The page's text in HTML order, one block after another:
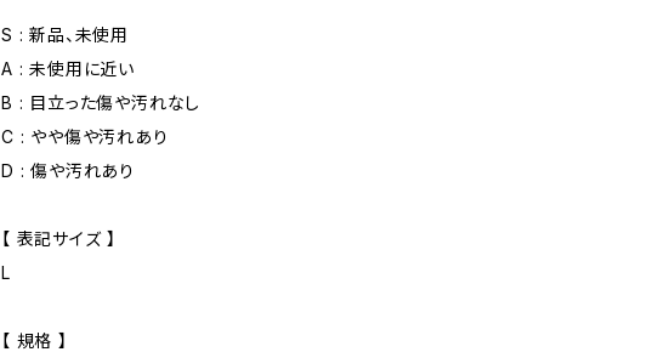
S : 新品、未使用
A : 未使用に近い
B : 目立った傷や汚れなし
C : やや傷や汚れあり
D : 傷や汚れあり
【 表記サイズ 】
L
【 規格 】